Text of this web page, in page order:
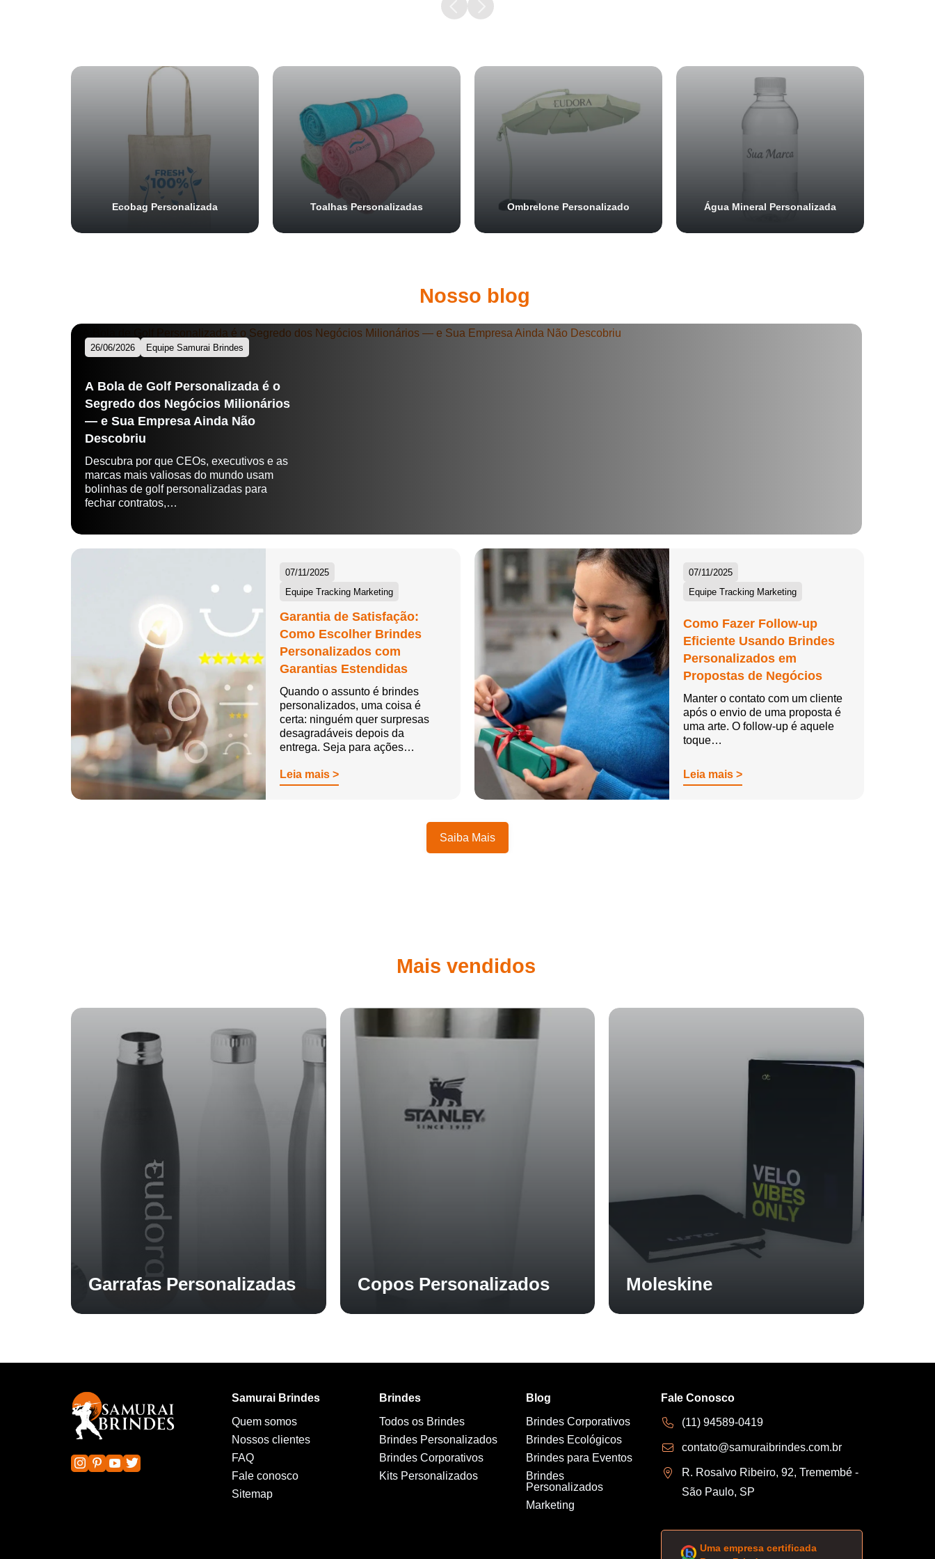
Ecobag Personalizada Toalhas Personalizadas Ombrelone Personalizado Água Mineral Personalizada
Nosso blog
26/06/2026 Equipe Samurai Brindes
A Bola de Golf Personalizada é o
Segredo dos Negócios Milionários
— e Sua Empresa Ainda Não
Descobriu
Descubra por que CEOs, executivos e as
marcas mais valiosas do mundo usam
bolinhas de golf personalizadas para
fechar contratos,…
07/11/2025
Equipe Tracking Marketing
Garantia de Satisfação:
Como Escolher Brindes
Personalizados com
Garantias Estendidas
Quando o assunto é brindes
personalizados, uma coisa é
certa: ninguém quer surpresas
desagradáveis depois da
entrega. Seja para ações…
Leia mais >
07/11/2025
Equipe Tracking Marketing
Como Fazer Follow-up
Eficiente Usando Brindes
Personalizados em
Propostas de Negócios
Manter o contato com um cliente
após o envio de uma proposta é
uma arte. O follow-up é aquele
toque…
Leia mais >
Saiba Mais
Mais vendidos
Garrafas Personalizadas Copos Personalizados Moleskine
Samurai Brindes
Quem somos
Nossos clientes
FAQ
Fale conosco
Sitemap
Brindes
Todos os Brindes
Brindes Personalizados
Brindes Corporativos
Kits Personalizados
Blog
Brindes Corporativos
Brindes Ecológicos
Brindes para Eventos
Brindes
Personalizados
Marketing
Fale Conosco
(11) 94589-0419
contato@samuraibrindes.com.br
R. Rosalvo Ribeiro, 92, Tremembé -
São Paulo, SP
Uma empresa certificada
Samurai Brindes
Iniciar conversa